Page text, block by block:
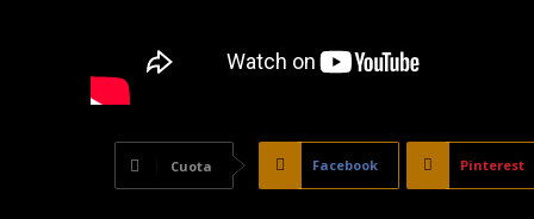
Cuota Facebook Pinterest